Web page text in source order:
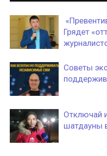
Грядет
Советы
Отключай
шатдауны